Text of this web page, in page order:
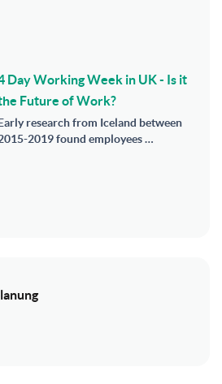
Day Working Week in UK - Is it
Future of Work?
research from Iceland between
2019 found employees …